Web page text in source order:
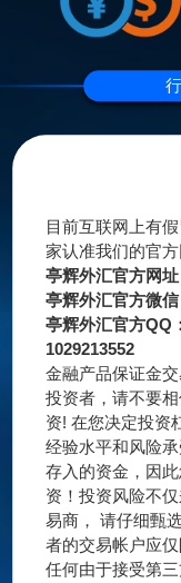
目前互联网上有
家认准我们的官
亭辉外汇官方网
亭辉外汇官方微
亭辉外汇官方QQ
1029213552
金融产品保证金
投资者，请不要
资! 在您决定投资
经验水平和风险
存入的资金，因
资！投资风险不
易商， 请仔细甄
者的交易帐户应
任何由于接受第